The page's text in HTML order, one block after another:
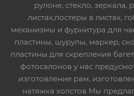
рулоне, стекло, зеркала,
листах,постеры в листах,
механизмы и фурнитура для
пластины, шурупы, маркер,
пластины для скрепления
фотосалонов у нас
изготовление рам,
натяжка холстов Мы